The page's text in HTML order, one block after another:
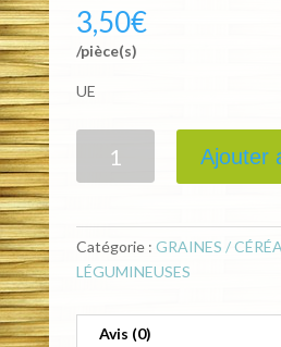
3,50€
/pièce(s)
UE
Ajouter
Catégorie : GRAINES /
LÉGUMINEUSES
Avis (0)